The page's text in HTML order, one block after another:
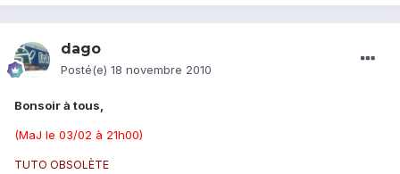
dago
Posté(e) 18 novembre 2010
Bonsoir à tous,
(MaJ le 03/02 à 21h00)
TUTO OBSOLÈTE